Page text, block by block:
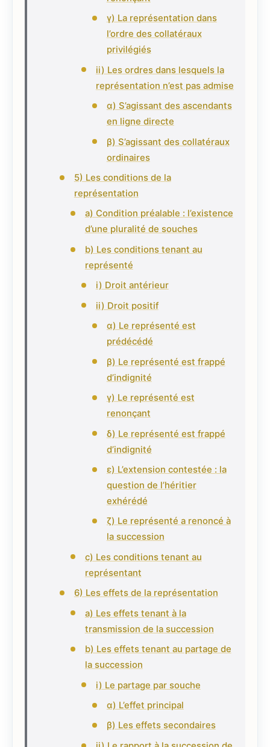
γ) La représentation dans
l’ordre des collatéraux
privilégiés
ii) Les ordres dans lesquels la
représentation n’est pas admise
α) S’agissant des ascendants
en ligne directe
β) S’agissant des collatéraux
ordinaires
5) Les conditions de la
représentation
a) Condition préalable : l’existence
d’une pluralité de souches
b) Les conditions tenant au
représenté
i) Droit antérieur
ii) Droit positif
α) Le représenté est
prédécédé
β) Le représenté est frappé
d’indignité
γ) Le représenté est
renonçant
δ) Le représenté est frappé
d’indignité
ε) L’extension contestée : la
question de l’héritier
exhérédé
ζ) Le représenté a renoncé à
la succession
c) Les conditions tenant au
représentant
6) Les effets de la représentation
a) Les effets tenant à la
transmission de la succession
b) Les effets tenant au partage de
la succession
i) Le partage par souche
α) L’effet principal
β) Les effets secondaires